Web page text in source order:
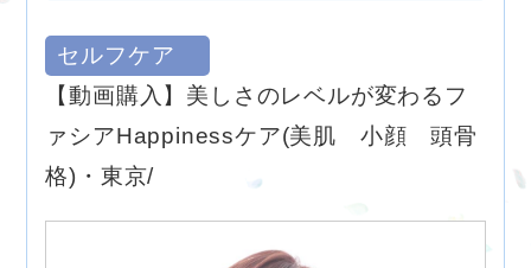
セルフケア
【動画購入】美しさのレベルが変わるフ
ァシアHappinessケア(美肌 小顔 頭骨
格)・東京/